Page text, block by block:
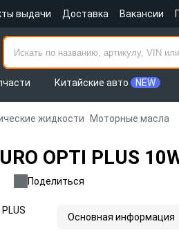
выдачи Доставка Вакансии
Китайские авто NEW
жидкости Моторные масла
OPTI PLUS
Поделиться
Основная информация